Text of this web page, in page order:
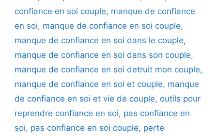
confiance en soi couple, manque de confiance
en soi, manque de confiance en soi couple,
manque de confiance en soi dans le couple,
manque de confiance en soi dans son couple,
manque de confiance en soi detruit mon couple,
manque de confiance en soi et couple, manque
de confiance en soi et vie de couple, outils pour
reprendre confiance en soi, pas confiance en
soi, pas confiance en soi couple, perte